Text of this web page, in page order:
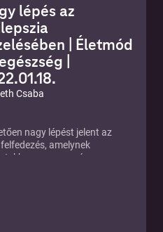
lépés az
| Életmód
|
Csaba
nagy lépést jelent az
amelynek
nem csupán a
70 ezret nagyon jól lehet
a project szakmai
Klinikai Központ